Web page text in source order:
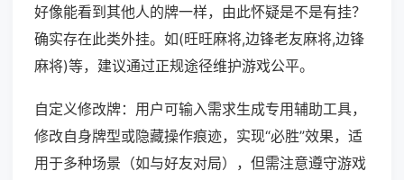
好像能看到其他人的牌一样，由此怀疑是不是有挂？
确实存在此类外挂。如(旺旺麻将,边锋老友麻将,边锋
麻将)等，建议通过正规途径维护游戏公平。
自定义修改牌：用户可输入需求生成专用辅助工具，
修改自身牌型或隐藏操作痕迹，实现“必胜”效果，适
用于多种场景（如与好友对局），但需注意遵守游戏